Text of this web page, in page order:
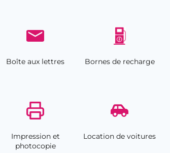
Boîte aux lettres Bornes de recharge
Impression et
photocopie
Location de voitures